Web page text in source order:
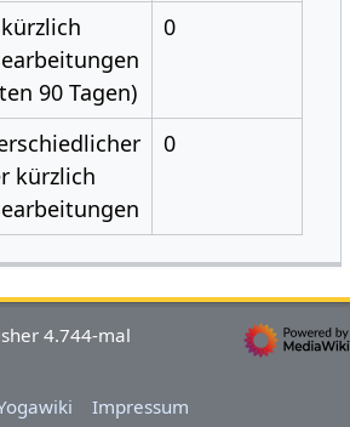
90 Tagen)
0
kürzlich
0
4.744-mal
Impressum